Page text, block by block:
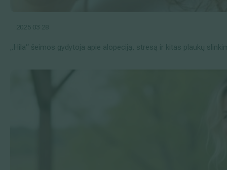
2025 03 28
„Hila“ šeimos gydytoja apie alopeciją, stresą ir kitas plaukų